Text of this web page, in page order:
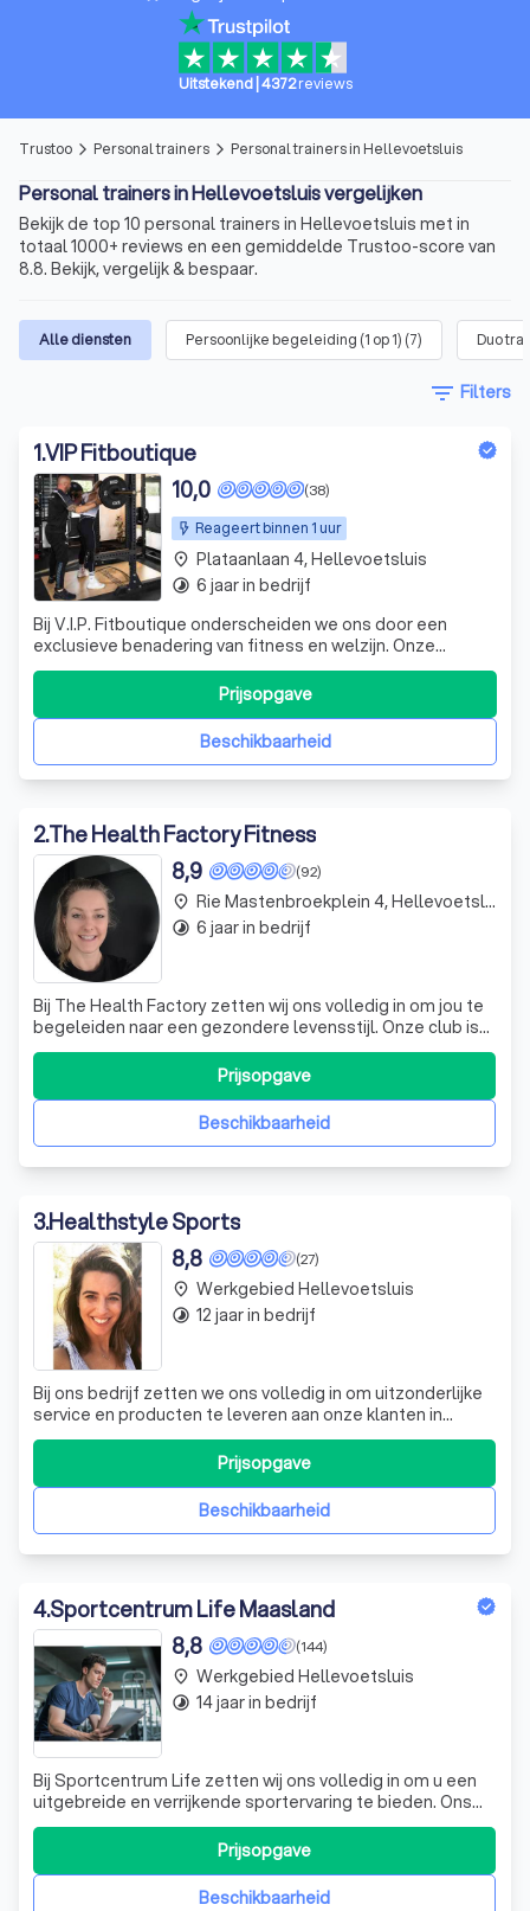
Uitstekend| 4372 reviews
Trustoo arrow_forward_ios Personal trainers arrow_forward_ios Personal trainers in Hellevoetsluis
Personal trainers in Hellevoetsluis vergelijken
Bekijk de top 10 personal trainers in Hellevoetsluis met in
totaal 1000+ reviews en een gemiddelde Trustoo-score van
8.8. Bekijk, vergelijk & bespaar.
Alle diensten Persoonlijke begeleiding (1 op 1) (7) Duo
filter_list Filters
1.VIP Fitboutique
Reageert binnen 1 uur
(38)
10,0
Bij V.I.P. Fitboutique onderscheiden we ons door een
exclusieve benadering van fitness en welzijn. Onze
moderne trainingsstudio in Hellevoetsluis is uitgerust met
de nieuwste apparatuur en biedt een scala aan
persoonlijke trainingsmogelijkheden. Wij zien elke klant als
een V.I.P. en zorgen voor eenBeschikbaarheid
Prijsopgave
place Plataanlaan 4, Hellevoetsluis
timelapse 6 jaar in bedrijf
2.The Health Factory Fitness
(92)
8,9
Bij The Health Factory zetten wij ons volledig in om jou te
begeleiden naar een gezondere levensstijl. Onze club is
24/7 geopend, zodat je altijd terecht kunt voor jouw
workout, ongeacht je schema. Met een breed scala aan
groepslessen zoals Bodypump, Dance en BRN, is er altijd
Beschikbaarheid
Prijsopgave
place Rie Mastenbroekplein 4, Hellevoetsluis
timelapse 6 jaar in bedrijf
3.Healthstyle Sports
(27)
8,8
Bij ons bedrijf zetten we ons volledig in om uitzonderlijke
service en producten te leveren aan onze klanten in
Nederland. Wij begrijpen het belang van snelle en
betrouwbare levering, daarom streven we ernaar om elke
bestelling binnen vijf werkdagen te bezorgen. Elk product
dat u bij ons bestelt, woBeschikbaarheid
Prijsopgave
place Werkgebied Hellevoetsluis
timelapse 12 jaar in bedrijf
4.Sportcentrum Life Maasland
(144)
8,8
Bij Sportcentrum Life zetten wij ons volledig in om u een
uitgebreide en verrijkende sportervaring te bieden. Ons
centrum is uitgerust met moderne faciliteiten en biedt
een breed scala aan fitness- en groepslessen die
ontworpen zijn om aan alle behoeften te voldoen, van
beginners tot gevorderde spor
Beschikbaarheid
Prijsopgave
place Werkgebied Hellevoetsluis
timelapse 14 jaar in bedrijf